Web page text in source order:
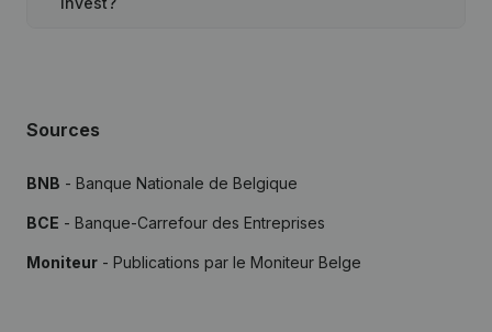
Sources
BNB - Banque Nationale de Belgique
BCE - Banque-Carrefour des Entreprises
Moniteur - Publications par le Moniteur Belge